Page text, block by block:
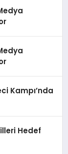
Kampı’nda
Hedef